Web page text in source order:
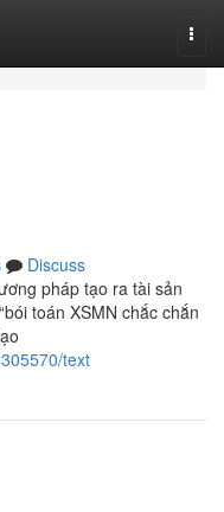
Discuss
pháp tạo ra tài sản
toán XSMN chắc chắn
text